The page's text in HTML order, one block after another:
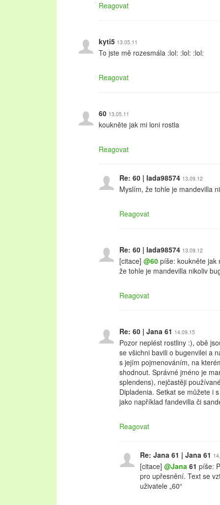
Reagovat
kyti5 13.05.11
To jste mě rozesmála :lol: :lol: :lol:
Reagovat
60 13.05.11
koukněte jak mi loni rostla
Reagovat
Re: 60 | lada98574 13.09.12
Myslím, že tohle je mandevilla
Reagovat
Re: 60 | lada98574 13.09.12
[citace] @60 píše: koukněte jak
že tohle je mandevilla nikoliv
Reagovat
Re: 60 | Jana 61 14.09.15
Pozor neplést rostliny :), obě
se všichni bavili o bugenvilei a
s jejím pojmenováním, na
shodnout. Správné jméno je
splendens), nejčastěji
Dipladenia. Setkat se můžete i
jako například fandevilla či
Reagovat
Re: Jana 61 | Jana 61
[citace] @Jana 61 píše:
pro upřesnění. Text se
uživatele „60“